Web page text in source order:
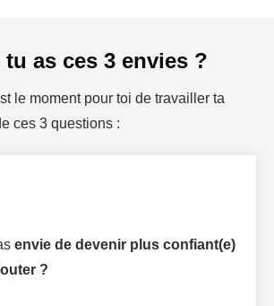
tu as ces 3 envies ?
le moment pour toi de travailler ta
ces 3 questions :
envie de devenir plus confiant(e)
?